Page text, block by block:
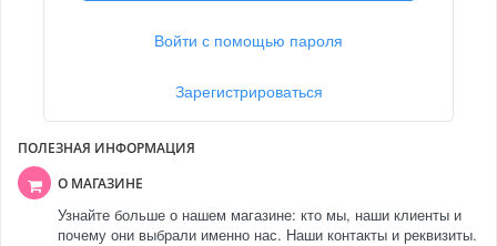
Войти с помощью пароля
Зарегистрироваться
ПОЛЕЗНАЯ ИНФОРМАЦИЯ
О МАГАЗИНЕ
Узнайте больше о нашем магазине: кто мы, наши клиенты и
почему они выбрали именно нас. Наши контакты и реквизиты.